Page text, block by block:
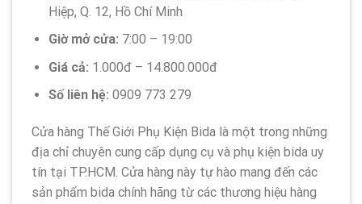
Hiệp, Q. 12, Hồ Chí Minh
Giờ mở cửa: 7:00 – 19:00
Giá cả: 1.000đ – 14.800.000đ
Số liên hệ: 0909 773 279
Cửa hàng Thế Giới Phụ Kiện Bida là một trong những
địa chỉ chuyên cung cấp dụng cụ và phụ kiện bida uy
tín tại TP.HCM. Cửa hàng này tự hào mang đến các
sản phẩm bida chính hãng từ các thương hiệu hàng